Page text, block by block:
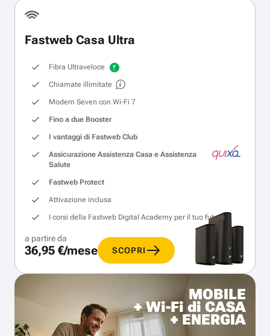
Fastweb Casa Ultra
Fibra Ultraveloce
Chiamate illimitate
Modem Seven con Wi‑Fi 7
Fino a due Booster
I vantaggi di Fastweb Club
Assicurazione Assistenza Casa e Assistenza
Salute
Fastweb Protect
Attivazione inclusa
I corsi della Fastweb Digital Academy per il tuo futuro
a partire da
36,95 €/mese SCOPRI
MOBILE
+ Wi-Fi di CASA
+ ENERGIA